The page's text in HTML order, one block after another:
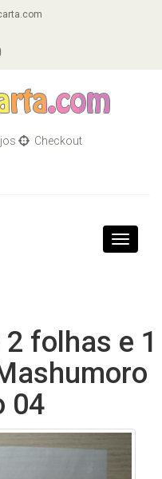
Checkout
Toggle
folhas e 1
04